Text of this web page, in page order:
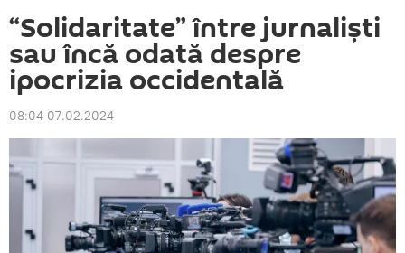
“Solidaritate” între jurnaliști
sau încă odată despre
ipocrizia occidentală
08:04 07.02.2024